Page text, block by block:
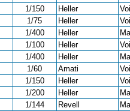
1/150 Heller
1/75 Heller
1/400 Heller
1/100 Heller
1/400 Heller
1/60 Amati
1/150 Heller
1/200 Heller
1/144 Revell